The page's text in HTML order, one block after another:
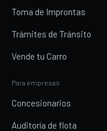
Toma de Improntas
Trámites de Tránsito
Vende tu Carro
Para empresas
Concesionarios
Auditoría de flota